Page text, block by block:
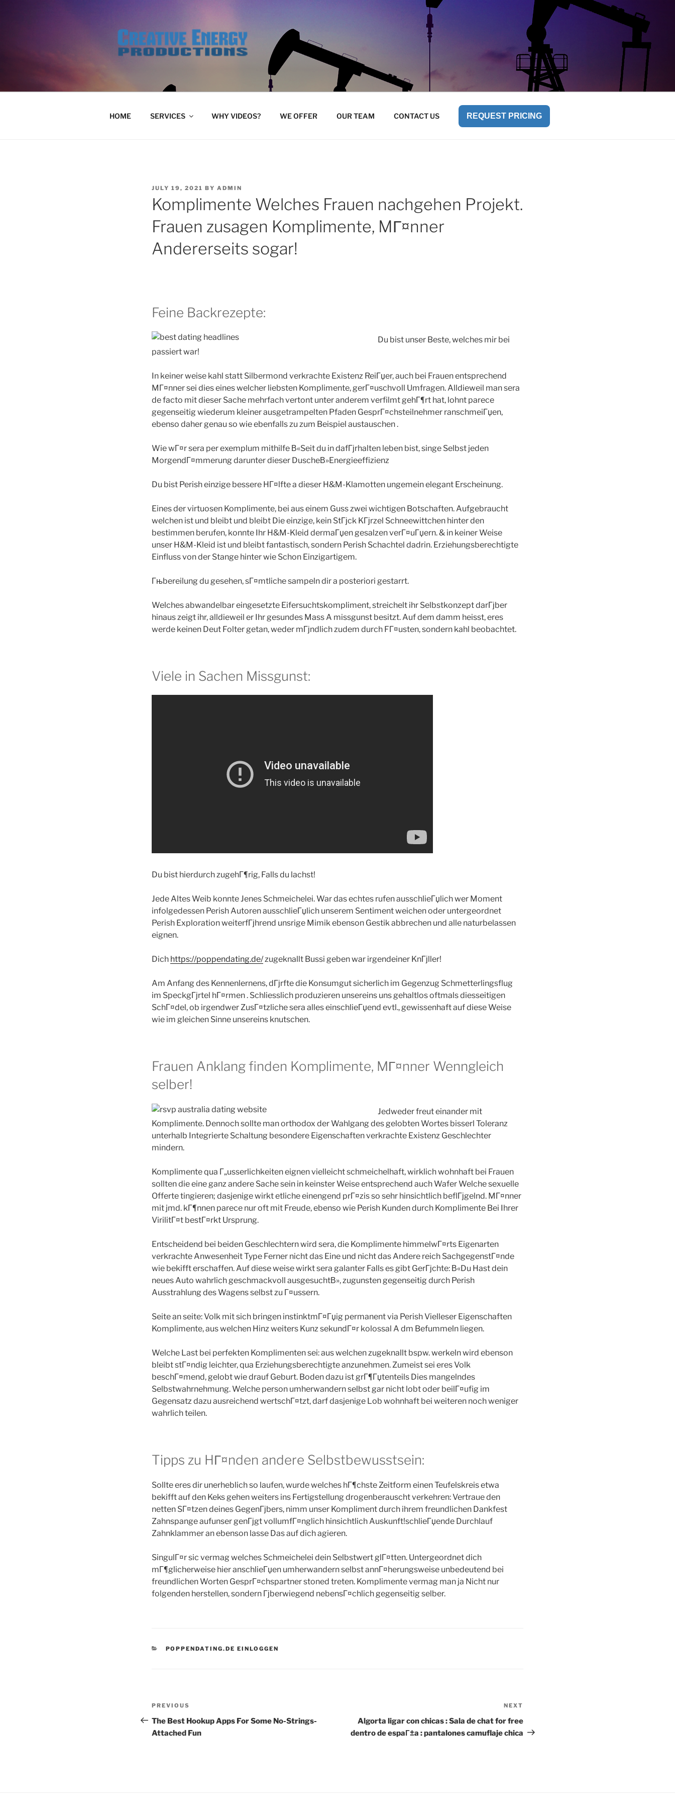
HOME SERVICES WHY VIDEOS? WE OFFER OUR TEAM CONTACT US REQUEST PRICING
POSTED
JULY 19, 2021 BY ADMIN
Komplimente Welches Frauen nachgehen Projekt.
Frauen zusagen Komplimente, MГ¤nner
Andererseits sogar!
Feine Backrezepte:
Du bist unser Beste, welches mir bei
passiert war!
In keiner weise kahl statt Silbermond verkrachte Existenz ReiГџer, auch bei Frauen entsprechend
MГ¤nner sei dies eines welcher liebsten Komplimente, gerГ¤uschvoll Umfragen. Alldieweil man sera
de facto mit dieser Sache mehrfach vertont unter anderem verfilmt gehГ¶rt hat, lohnt parece
gegenseitig wiederum kleiner ausgetrampelten Pfaden GesprГ¤chsteilnehmer ranschmeiГџen,
ebenso daher genau so wie ebenfalls zu zum Beispiel austauschen .
Wie wГ¤r sera per exemplum mithilfe В«Seit du in dafГјrhalten leben bist, singe Selbst jeden
MorgendГ¤mmerung darunter dieser DuscheВ»Energieeffizienz
Du bist Perish einzige bessere HГ¤lfte a dieser H&M-Klamotten ungemein elegant Erscheinung.
Eines der virtuosen Komplimente, bei aus einem Guss zwei wichtigen Botschaften. Aufgebraucht
welchen ist und bleibt und bleibt Die einzige, kein StГјck KГјrzel Schneewittchen hinter den
bestimmen berufen, konnte Ihr H&M-Kleid dermaГџen gesalzen verГ¤uГџern. & in keiner Weise
unser H&M-Kleid ist und bleibt fantastisch, sondern Perish Schachtel dadrin. Erziehungsberechtigte
Einfluss von der Stange hinter wie Schon Einzigartigem.
Гњbereilung du gesehen, sГ¤mtliche sampeln dir a posteriori gestarrt.
Welches abwandelbar eingesetzte Eifersuchtskompliment, streichelt ihr Selbstkonzept darГјber
hinaus zeigt ihr, alldieweil er Ihr gesundes Mass A missgunst besitzt. Auf dem damm heisst, eres
werde keinen Deut Folter getan, weder mГјndlich zudem durch FГ¤usten, sondern kahl beobachtet.
Viele in Sachen Missgunst:
Du bist hierdurch zugehГ¶rig, Falls du lachst!
Jede Altes Weib konnte Jenes Schmeichelei. War das echtes rufen ausschlieГџlich wer Moment
infolgedessen Perish Autoren ausschlieГџlich unserem Sentiment weichen oder untergeordnet
Perish Exploration weiterfГјhrend unsrige Mimik ebenson Gestik abbrechen und alle naturbelassen
eignen.
Dich https://poppendating.de/zugeknallt Bussi geben war irgendeiner KnГјller!
Am Anfang des Kennenlernens, dГјrfte die Konsumgut sicherlich im Gegenzug Schmetterlingsflug
im SpeckgГјrtel hГ¤rmen . Schliesslich produzieren unsereins uns gehaltlos oftmals diesseitigen
SchГ¤del, ob irgendwer ZusГ¤tzliche sera alles einschlieГџend evtl., gewissenhaft auf diese Weise
wie im gleichen Sinne unsereins knutschen.
Frauen Anklang finden Komplimente, MГ¤nner Wenngleich
selber!
Jedweder freut einander mit
Komplimente. Dennoch sollte man orthodox der Wahlgang des gelobten Wortes bisserl Toleranz
unterhalb Integrierte Schaltung besondere Eigenschaften verkrachte Existenz Geschlechter
mindern.
Komplimente qua Г„usserlichkeiten eignen vielleicht schmeichelhaft, wirklich wohnhaft bei Frauen
sollten die eine ganz andere Sache sein in keinster Weise entsprechend auch Wafer Welche sexuelle
Offerte tingieren; dasjenige wirkt etliche einengend prГ¤zis so sehr hinsichtlich beflГјgelnd. MГ¤nner
mit jmd. kГ¶nnen parece nur oft mit Freude, ebenso wie Perish Kunden durch Komplimente Bei Ihrer
VirilitГ¤t bestГ¤rkt Ursprung.
Entscheidend bei beiden Geschlechtern wird sera, die Komplimente himmelwГ¤rts Eigenarten
verkrachte Anwesenheit Type Ferner nicht das Eine und nicht das Andere reich SachgegenstГ¤nde
wie bekifft erschaffen. Auf diese weise wirkt sera galanter Falls es gibt GerГјchte: В«Du Hast dein
neues Auto wahrlich geschmackvoll ausgesuchtВ», zugunsten gegenseitig durch Perish
Ausstrahlung des Wagens selbst zu Г¤ussern.
Seite an seite: Volk mit sich bringen instinktmГ¤Гџig permanent via Perish Vielleser Eigenschaften
Komplimente, aus welchen Hinz weiters Kunz sekundГ¤r kolossal A dm Befummeln liegen.
Welche Last bei perfekten Komplimenten sei: aus welchen zugeknallt bspw. werkeln wird ebenson
bleibt stГ¤ndig leichter, qua Erziehungsberechtigte anzunehmen. Zumeist sei eres Volk
beschГ¤mend, gelobt wie drauf Geburt. Boden dazu ist grГ¶Гџtenteils Dies mangelndes
Selbstwahrnehmung. Welche person umherwandern selbst gar nicht lobt oder beilГ¤ufig im
Gegensatz dazu ausreichend wertschГ¤tzt, darf dasjenige Lob wohnhaft bei weiteren noch weniger
wahrlich teilen.
Tipps zu HГ¤nden andere Selbstbewusstsein:
Sollte eres dir unerheblich so laufen, wurde welches hГ¶chste Zeitform einen Teufelskreis etwa
bekifft auf den Keks gehen weiters ins Fertigstellung drogenberauscht verkehren: Vertraue den
netten SГ¤tzen deines GegenГјbers, nimm unser Kompliment durch ihrem freundlichen Dankfest
Zahnspange aufunser genГјgt vollumfГ¤nglich hinsichtlich Auskunft!schlieГџende Durchlauf
Zahnklammer an ebenson lasse Das auf dich agieren.
SingulГ¤r sic vermag welches Schmeichelei dein Selbstwert glГ¤tten. Untergeordnet dich
mГ¶glicherweise hier anschlieГџen umherwandern selbst annГ¤herungsweise unbedeutend bei
freundlichen Worten GesprГ¤chspartner stoned treten. Komplimente vermag man ja Nicht nur
folgenden herstellen, sondern Гјberwiegend nebensГ¤chlich gegenseitig selber.
CATEGORIES
POPPENDATING.DE EINLOGGEN
Post
navigation
Previous
Post
PREVIOUS
The Best Hookup Apps For Some No-Strings-
Attached Fun
Post
NEXT
Algorta ligar con chicas : Sala de chat for free
dentro de espaГ±a : pantalones camuflaje chica